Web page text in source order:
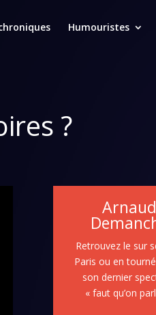
Humouristes
?
Arnaud
Retrouvez le sur
Paris ou en
son dernier
« faut qu’on